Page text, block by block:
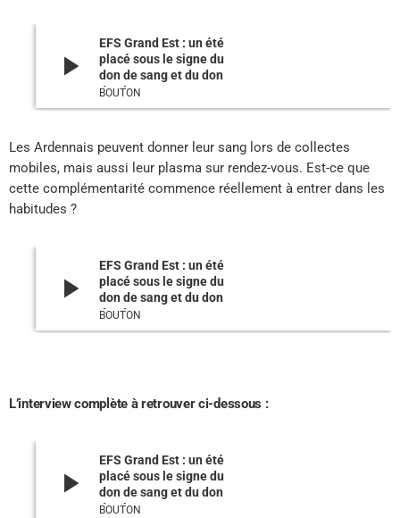
play_arrow
EFS Grand Est : un été
placé sous le signe du
don de sang et du don
de plasma
BOUTON
Les Ardennais peuvent donner leur sang lors de collectes
mobiles, mais aussi leur plasma sur rendez-vous. Est-ce que
cette complémentarité commence réellement à entrer dans les
habitudes ?
play_arrow
EFS Grand Est : un été
placé sous le signe du
don de sang et du don
de plasma
BOUTON
L’interview complète à retrouver ci-dessous :
play_arrow
EFS Grand Est : un été
placé sous le signe du
don de sang et du don
de plasma
BOUTON